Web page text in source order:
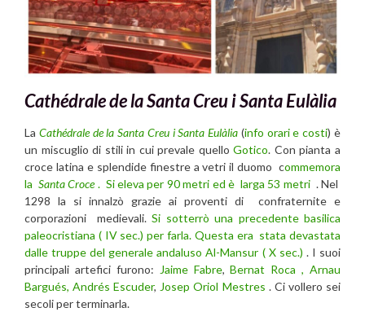
Cathédrale de la Santa Creu i Santa Eulàlia
La Cathédrale de la Santa Creu i Santa Eulàlia (info orari e costi) è
un miscuglio di stili in cui prevale quello Gotico. Con pianta a
croce latina e splendide finestre a vetri il duomo commemora
la Santa Croce. Si eleva per 90 metri ed è larga 53 metri . Nel
1298 la si innalzò grazie ai proventi di confraternite e
corporazioni medievali.Si sotterrò una precedente basilica
paleocristiana ( IV sec.) per farla. Questa era stata devastata
dalle truppe del generale andaluso Al-Mansur ( X sec.) . I suoi
principali artefici furono: Jaime Fabre,Bernat Roca , Arnau
Bargués, Andrés Escuder, Josep Oriol Mestres . Ci vollero sei
secoli per terminarla.